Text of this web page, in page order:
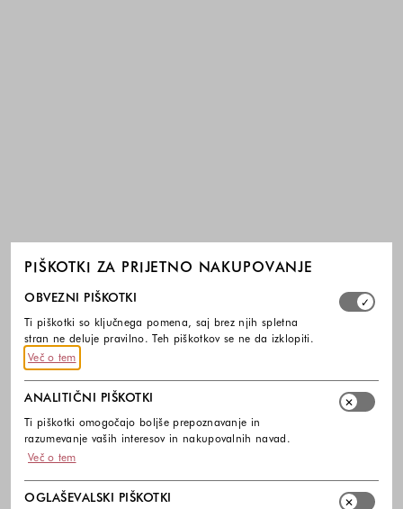
PIŠKOTKI ZA PRIJETNO NAKUPOVANJE
Izberite, katere skupine piškotkov dovolite. Obvezni
OBVEZNI PIŠKOTKI
Ti piškotki so ključnega pomena, saj brez njih spletna
stran ne deluje pravilno. Teh piškotkov se ne da izklopiti.
Več o tem
ANALITIČNI PIŠKOTKI
Ti piškotki omogočajo boljše prepoznavanje in
razumevanje vaših interesov in nakupovalnih navad.
Več o tem
OGLAŠEVALSKI PIŠKOTKI